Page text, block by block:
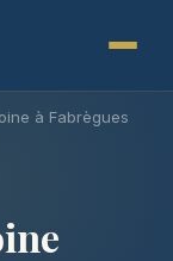
à Fabrègues